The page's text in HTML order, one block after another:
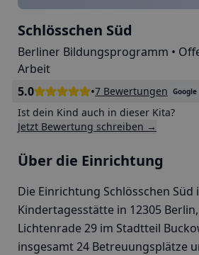
Schlösschen Süd
Berliner Bildungsprogramm •
Arbeit
5.0
•7 Bewertungen Google
Ist dein Kind auch in dieser Kita?
Jetzt Bewertung schreiben →
Über die Einrichtung
Die Einrichtung Schlösschen Süd
Kindertagesstätte in 12305
Lichtenrade 29 im Stadtteil
insgesamt 24 Betreuungsplätze